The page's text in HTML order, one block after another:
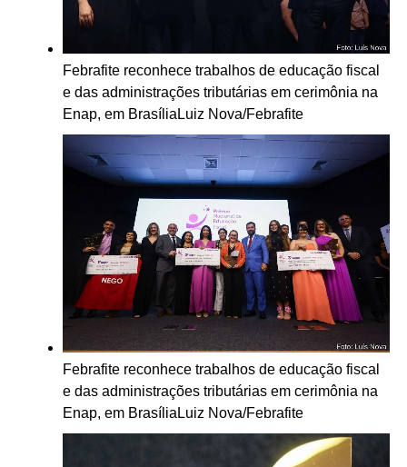
Febrafite reconhece trabalhos de educação fiscal
e das administrações tributárias em cerimônia na
Enap, em Brasília Luiz Nova/Febrafite
Febrafite reconhece trabalhos de educação fiscal
e das administrações tributárias em cerimônia na
Enap, em Brasília Luiz Nova/Febrafite